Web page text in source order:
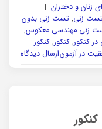
زنان و دختران |
زنی, تست زنی بدون
زنی مهندسی معکوس,
در کنکور, کنکور, کنکور
در آزمونارسال دیدگاه